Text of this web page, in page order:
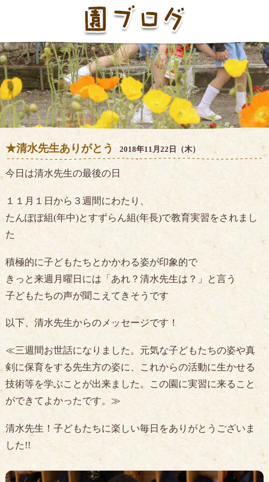
★清水先生ありがとう 2018年11月22日（木）
今日は清水先生の最後の日
１１月１日から３週間にわたり、
たんぽぽ組(年中)とすずらん組(年長)で教育実習をされまし
た
積極的に子どもたちとかかわる姿が印象的で
きっと来週月曜日には「あれ？清水先生は？」と言う
子どもたちの声が聞こえてきそうです
以下、清水先生からのメッセージです！
≪三週間お世話になりました。元気な子どもたちの姿や真
剣に保育をする先生方の姿に、これからの活動に生かせる
技術等を学ぶことが出来ました。この園に実習に来ること
ができてよかったです。≫
清水先生！子どもたちに楽しい毎日をありがとうございま
した!!